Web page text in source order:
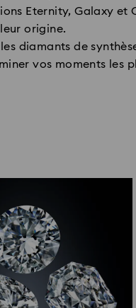
Eternity, Galaxy et
origine.
diamants de
vos moments les